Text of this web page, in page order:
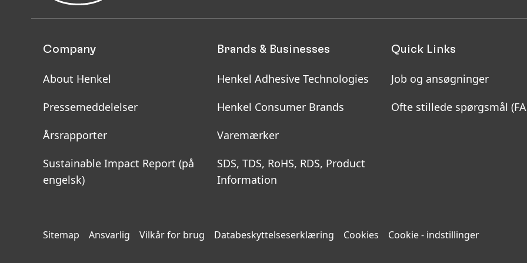
Company
About Henkel
Pressemeddelelser
Årsrapporter
Sustainable Impact Report (på
engelsk)
Brands & Businesses
Henkel Adhesive Technologies
Henkel Consumer Brands
Varemærker
SDS, TDS, RoHS, RDS, Product
Information
Quick Links
Job og ansøgninger
Ofte stillede spørgsmål
Sitemap Ansvarlig Vilkår for brug Databeskyttelseserklæring Cookies Cookie - indstillinger